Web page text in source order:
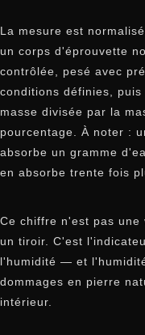
La mesure est
un corps d'éprouvette
contrôlée, pesé avec
conditions définies,
masse divisée par la
pourcentage. À noter :
absorbe un gramme
en absorbe trente fois
Ce chiffre n'est pas
un tiroir. C'est
l'humidité — et
dommages en pierre
intérieur.